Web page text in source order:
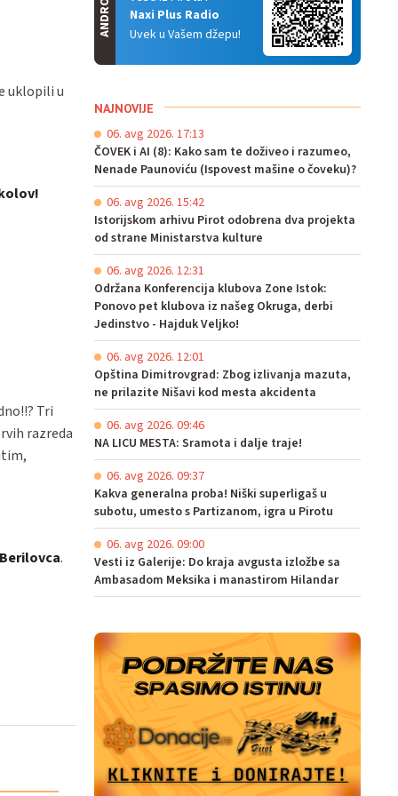
uklopili u
Tri
razreda
.
Naxi Plus Radio
Uvek u Vašem džepu!
ANDROID
NAJNOVIJE
06. avg 2026. 17:13
ČOVEK i AI (8): Kako sam te doživeo i razumeo,
Nenade Paunoviću (Ispovest mašine o čoveku)?
06. avg 2026. 15:42
Istorijskom arhivu Pirot odobrena dva projekta
od strane Ministarstva kulture
06. avg 2026. 12:31
Održana Konferencija klubova Zone Istok:
Ponovo pet klubova iz našeg Okruga, derbi
Jedinstvo - Hajduk Veljko!
06. avg 2026. 12:01
Opština Dimitrovgrad: Zbog izlivanja mazuta,
ne prilazite Nišavi kod mesta akcidenta
06. avg 2026. 09:46
NA LICU MESTA: Sramota i dalje traje!
06. avg 2026. 09:37
Kakva generalna proba! Niški superligaš u
subotu, umesto s Partizanom, igra u Pirotu
06. avg 2026. 09:00
Vesti iz Galerije: Do kraja avgusta izložbe sa
Ambasadom Meksika i manastirom Hilandar